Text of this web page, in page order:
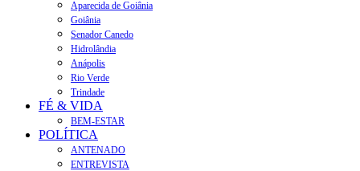
Aparecida de Goiânia
Goiânia
Senador Canedo
Hidrolândia
Anápolis
Rio Verde
Trindade
FÉ & VIDA
BEM-ESTAR
POLÍTICA
ANTENADO
ENTREVISTA